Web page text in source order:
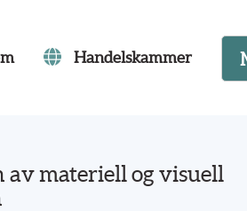
Handelskammer
av materiell og visuell